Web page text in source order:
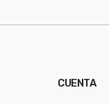
CUENTA